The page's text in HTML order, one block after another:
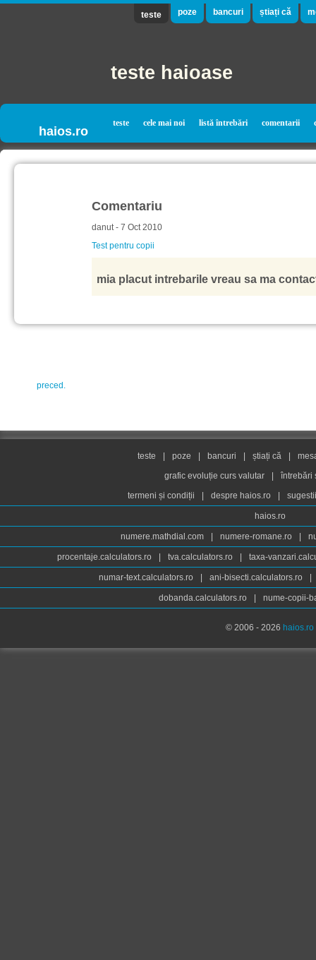
teste poze bancuri știați că
teste haioase
haios.ro
teste cele mai noi listă întrebări comentarii
Comentariu
danut - 7 Oct 2010
Test pentru copii
mia placut intrebarile vreau sa ma
preced.
teste poze bancuri știați că
grafic evoluție curs valutar
întrebări
termeni și condiții
despre haios.ro
haios.ro
numere.mathdial.com numere-romane.ro
procentaje.calculators.ro tva.calculators.ro taxa-
numar-text.calculators.ro ani-bisecti.calculators.ro
dobanda.calculators.ro nume-copii-
© 2006 - 2026 haios.ro